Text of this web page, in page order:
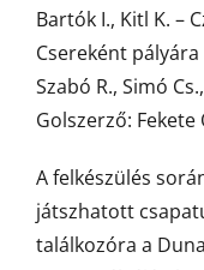
Bartók I., Kitl K. –
Csereként
Szabó R., Simó
Golszerző: Fekete
A felkészülés
játszhatott
találkozóra a